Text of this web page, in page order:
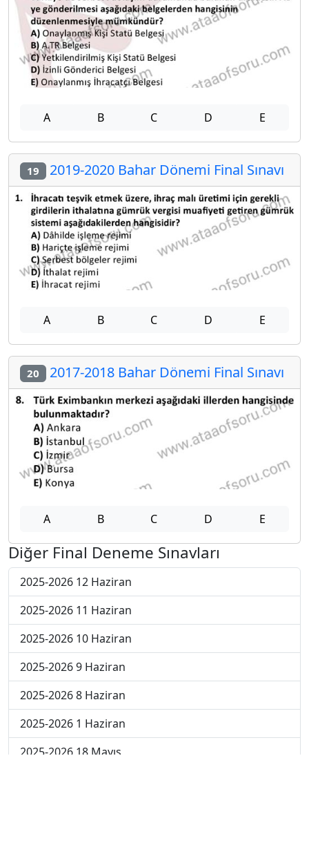
A B C D E
19 2019-2020 Bahar Dönemi Final Sınavı
A B C D E
20 2017-2018 Bahar Dönemi Final Sınavı
A B C D E
Diğer Final Deneme Sınavları
2025-2026 12 Haziran
2025-2026 11 Haziran
2025-2026 10 Haziran
2025-2026 9 Haziran
2025-2026 8 Haziran
2025-2026 1 Haziran
2025-2026 18 Mayıs